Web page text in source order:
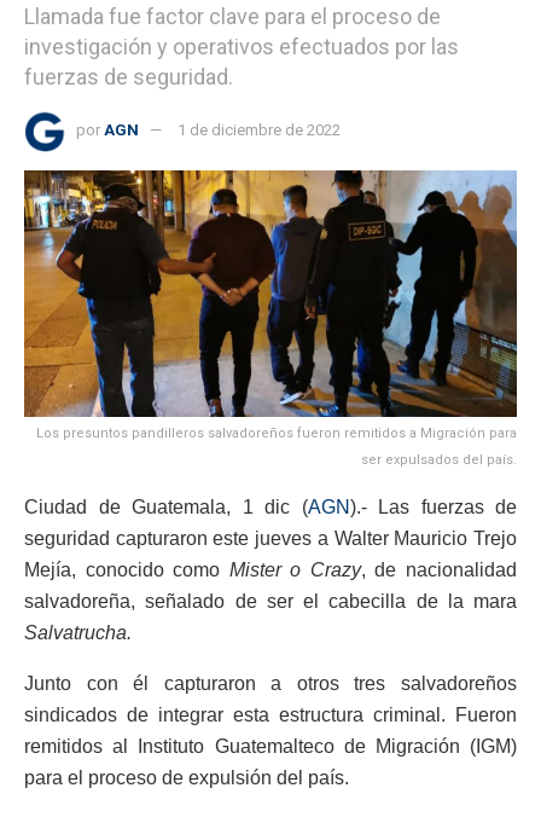
Llamada fue factor clave para el proceso de
investigación y operativos efectuados por las
fuerzas de seguridad.
por AGN 1 de diciembre de 2022
Los presuntos pandilleros salvadoreños fueron remitidos a Migración para
ser expulsados del país.
Ciudad de Guatemala, 1 dic (AGN).- Las fuerzas de
seguridad capturaron este jueves a Walter Mauricio Trejo
Mejía, conocido como Mister o Crazy, de nacionalidad
salvadoreña, señalado de ser el cabecilla de la mara
Salvatrucha.
Junto con él capturaron a otros tres salvadoreños
sindicados de integrar esta estructura criminal. Fueron
remitidos al Instituto Guatemalteco de Migración (IGM)
para el proceso de expulsión del país.